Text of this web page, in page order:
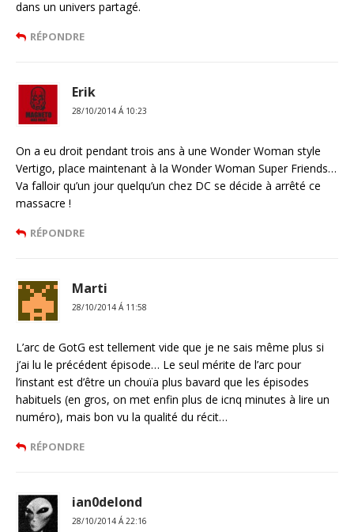
dans un univers partagé.
RÉPONDRE
Erik
28/10/2014 Á 10:23
On a eu droit pendant trois ans à une Wonder Woman style
Vertigo, place maintenant à la Wonder Woman Super Friends…
Va falloir qu’un jour quelqu’un chez DC se décide à arrêté ce
massacre !
RÉPONDRE
Marti
28/10/2014 Á 11:58
L’arc de GotG est tellement vide que je ne sais même plus si
j’ai lu le précédent épisode… Le seul mérite de l’arc pour
l’instant est d’être un chouïa plus bavard que les épisodes
habituels (en gros, on met enfin plus de icnq minutes à lire un
numéro), mais bon vu la qualité du récit…
RÉPONDRE
ian0delond
28/10/2014 Á 22:16